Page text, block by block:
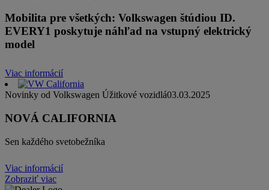
Mobilita pre všetkých: Volkswagen štúdiou ID.
EVERY1 poskytuje náhľad na vstupný elektrický
model
Viac informácií
Novinky od Volkswagen Úžitkové vozidlá03.03.2025
NOVÁ CALIFORNIA
Sen každého svetobežníka
Viac informácií
Zobraziť viac